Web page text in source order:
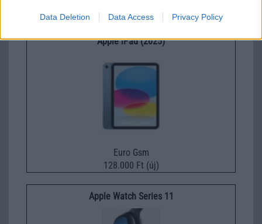
Data Deletion Data Access Privacy Policy
310.000 Ft (használt)
Apple iPad (2025)
Euro Gsm
128.000 Ft (új)
Apple Watch Series 11